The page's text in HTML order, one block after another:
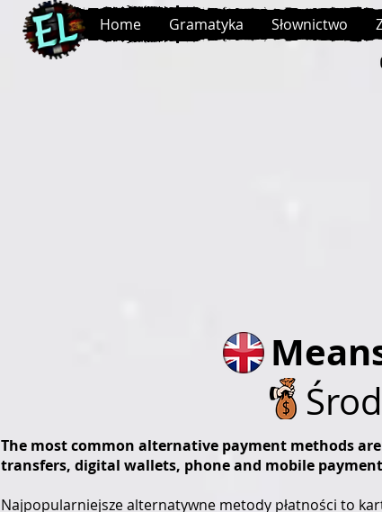
Home Gramatyka Słownictwo
The most common alternative payment methods
transfers, digital wallets, phone and mobile
Najpopularniejsze alternatywne metody płatności to